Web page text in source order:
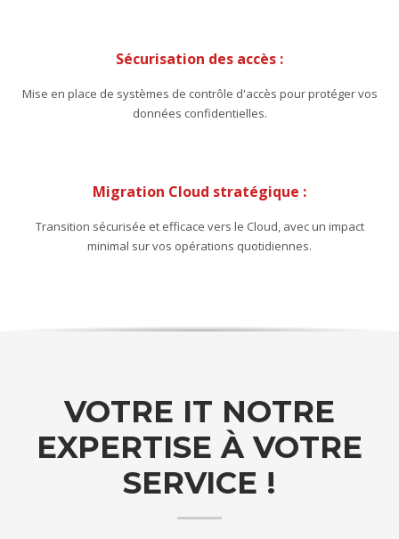
Sécurisation des accès :
Mise en place de systèmes de contrôle d'accès pour protéger vos
données confidentielles.
Migration Cloud stratégique :
Transition sécurisée et efficace vers le Cloud, avec un impact
minimal sur vos opérations quotidiennes.
VOTRE IT NOTRE
EXPERTISE À VOTRE
SERVICE !